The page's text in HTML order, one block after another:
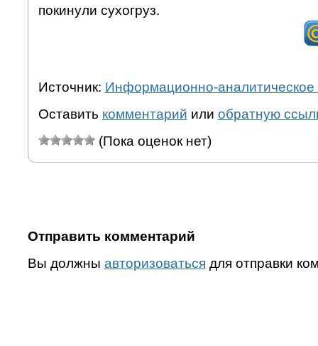
покинули сухогруз.
Источник: Информационно-аналитическое
Оставить комментарий или обратную
(Пока оценок нет)
Отправить комментарий
Вы должны авторизоваться для отправки